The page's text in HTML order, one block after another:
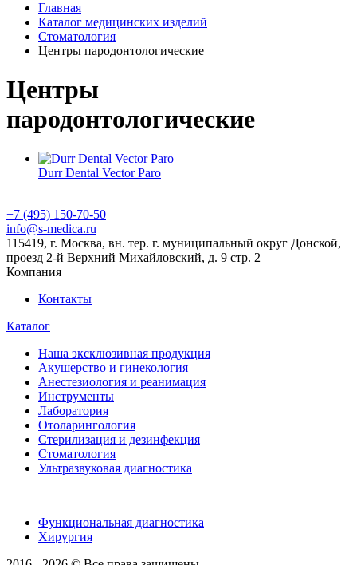
Главная
Каталог медицинских изделий
Стоматология
Центры пародонтологические
Центры
пародонтологические
Durr Dental Vector Paro
+7 (495) 150-70-50
info@s-medica.ru
115419, г. Москва, вн. тер. г. муниципальный округ Донской,
проезд 2-й Верхний Михайловский, д. 9 стр. 2
Компания
Контакты
Каталог
Наша эксклюзивная продукция
Акушерство и гинекология
Анестезиология и реанимация
Инструменты
Лаборатория
Отоларингология
Стерилизация и дезинфекция
Стоматология
Ультразвуковая диагностика
Функциональная диагностика
Хирургия